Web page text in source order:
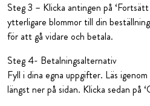
Steg 3 – Klicka antingen på
ytterligare blommor till din
för att gå vidare och betala.
Steg 4- Betalningsalternativ
Fyll i dina egna uppgifter. Läs
längst ner på sidan. Klicka sedan på